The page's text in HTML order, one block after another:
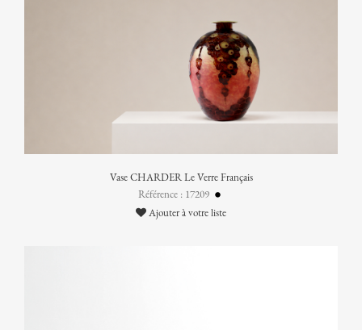
Vase CHARDER Le Verre Français
Référence : 17209
Ajouter à votre liste